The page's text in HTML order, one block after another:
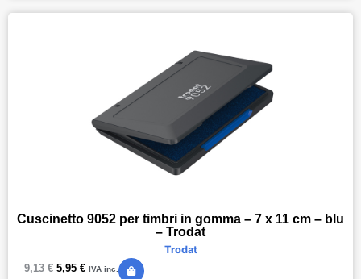
Cuscinetto 9052 per timbri in gomma – 7 x 11 cm – blu
– Trodat
Trodat
9,13€ 5,95 € IVA inc.